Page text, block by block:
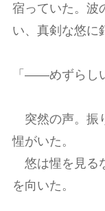
宿っていた。波
い、真剣な悠に
「――めずらし
突然の声。振
惺がいた。
悠は惺を見る
を向いた。